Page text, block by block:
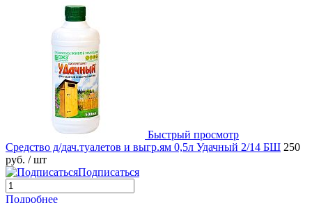
Быстрый просмотр
Средство д/дач.туалетов и выгр.ям 0,5л Удачный 2/14 БШ 250
руб. / шт
Подписаться
Подробнее